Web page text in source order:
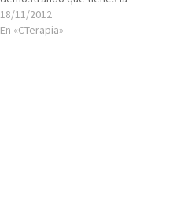
razón, ni asentando algún
dato interesante para
18/11/2012
En «CTerapia»